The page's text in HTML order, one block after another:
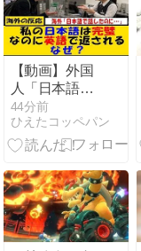
なもんや
ろ？』：・：
『名古屋の観
光地一覧』
【名古屋以
外】
【動画】外国
人「日本語で
話したのに英
語で返され
た!」→日本人
聞かせろ」
44分前
ひえたコッペパン